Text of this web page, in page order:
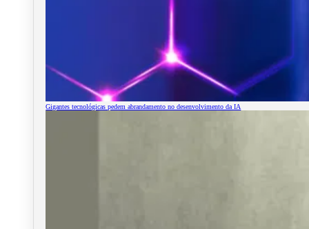
Gigantes tecnológicas pedem abrandamento no desenvolvimento da IA